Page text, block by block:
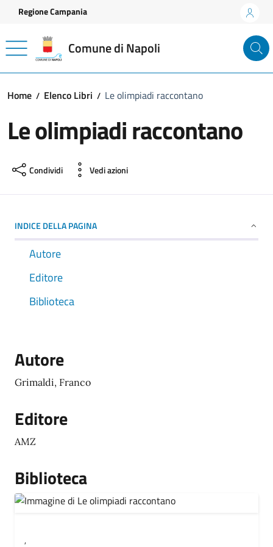
Vai ai contenuti
Vai al footer
Regione Campania
Comune di Napoli
Home Elenco Libri Le olimpiadi raccontano
Le olimpiadi raccontano
Condividi Vedi azioni
INDICE DELLA PAGINA
Autore
Editore
Biblioteca
Autore
Grimaldi, Franco
Editore
AMZ
Biblioteca
,